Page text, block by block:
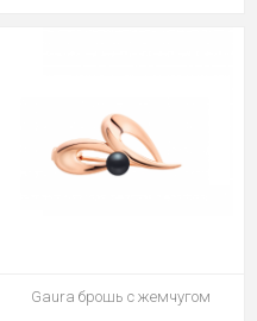
Gaura брошь с жемчугом